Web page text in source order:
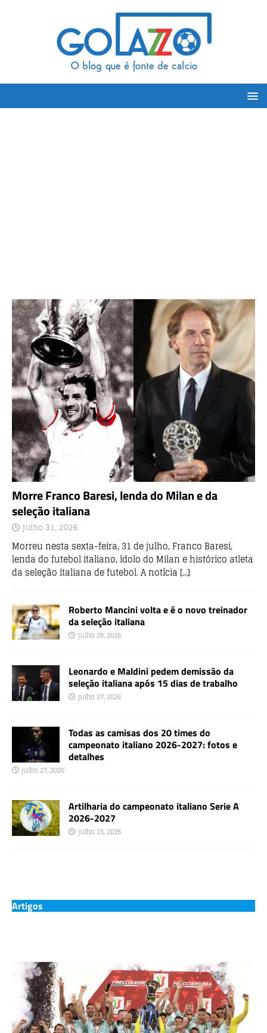
Morre Franco Baresi, lenda do Milan e da
seleção italiana
julho 31, 2026
Morreu nesta sexta-feira, 31 de julho, Franco Baresi,
lenda do futebol italiano, ídolo do Milan e histórico atleta
da seleção italiana de futebol. A notícia […]
Roberto Mancini volta e é o novo treinador
da seleção italiana
julho 28, 2026
Leonardo e Maldini pedem demissão da
seleção italiana após 15 dias de trabalho
julho 27, 2026
Todas as camisas dos 20 times do
campeonato italiano 2026-2027: fotos e
detalhes
julho 27, 2026
Artilharia do campeonato italiano Serie A
2026-2027
julho 25, 2026
Artigos